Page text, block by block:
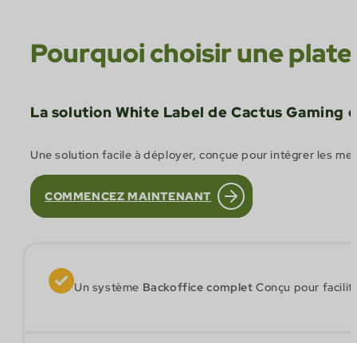
Pourquoi choisir une
La solution White Label de Cactus
Une solution facile à déployer, conçue pour intégrer les
COMMENCEZ MAINTENANT
Un système Backoffice complet Conçu pour